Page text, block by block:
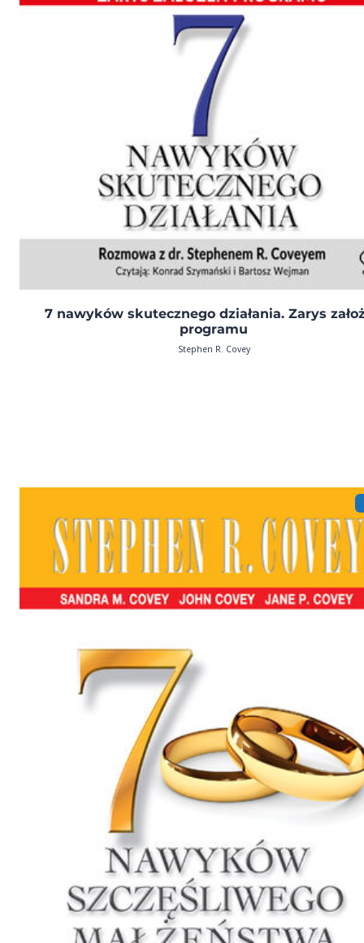
7 nawyków skutecznego działania. Zarys
programu
Stephen R. Covey